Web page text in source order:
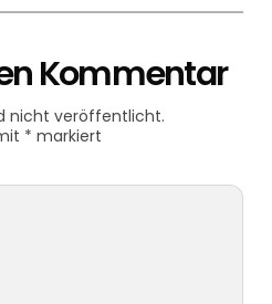
Kommentar
nicht veröffentlicht.
* markiert